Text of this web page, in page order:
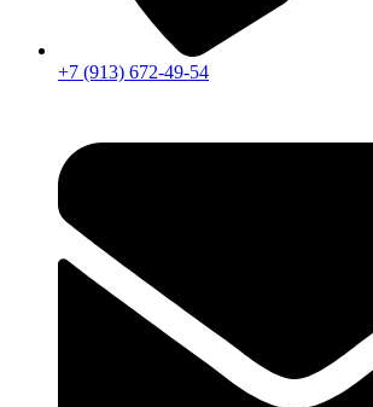
+7 (913) 672-49-54